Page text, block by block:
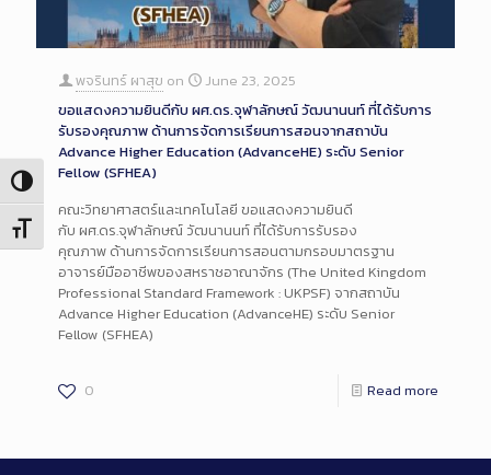
Toggle High Contrast
Toggle Font size
พจรินทร์ ผาสุข on
June 23, 2025
ขอแสดงความยินดีกับ ผศ.ดร.จุฬาลักษณ์ วัฒนานนท์ ที่ได้รับการ
รับรองคุณภาพ ด้านการจัดการเรียนการสอนจากสถาบัน
Advance Higher Education (AdvanceHE) ระดับ Senior
Fellow (SFHEA)
คณะวิทยาศาสตร์และเทคโนโลยี ขอแสดงความยินดี
กับ ผศ.ดร.จุฬาลักษณ์ วัฒนานนท์ ที่ได้รับการรับรอง
คุณภาพ ด้านการจัดการเรียนการสอนตามกรอบมาตรฐาน
อาจารย์มืออาชีพของสหราชอาณาจักร (The United Kingdom
Professional Standard Framework : UKPSF) จากสถาบัน
Advance Higher Education (AdvanceHE) ระดับ Senior
Fellow (SFHEA)
0 Read more